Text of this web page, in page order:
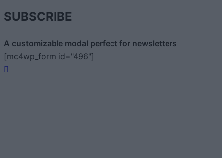
SUBSCRIBE
A customizable modal perfect for newsletters
[mc4wp_form id="496"]